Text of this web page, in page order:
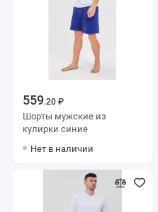
559.20 ₽
Шорты мужские из
кулирки синие
Нет в наличии